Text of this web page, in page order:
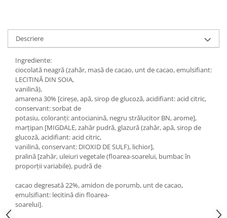
Descriere
Ingrediente:
ciocolată neagră (zahăr, masă de cacao, unt de cacao, emulsifiant:
LECITINĂ DIN SOIA,
vanilină),
amarena 30% [cireșe, apă, sirop de glucoză, acidifiant: acid citric,
conservant: sorbat de
potasiu, coloranți: antocianină, negru strălucitor BN, arome],
marțipan [MIGDALE, zahăr pudră, glazură (zahăr, apă, sirop de
glucoză, acidifiant: acid citric,
vanilină, conservant: DIOXID DE SULF), lichior],
pralină [zahăr, uleiuri vegetale (floarea-soarelui, bumbac în
proporții variabile), pudră de
cacao degresată 22%, amidon de porumb, unt de cacao,
emulsifiant: lecitină din floarea-
soarelui].